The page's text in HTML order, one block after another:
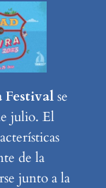
Festivalse
julio. El
de la
junto a la